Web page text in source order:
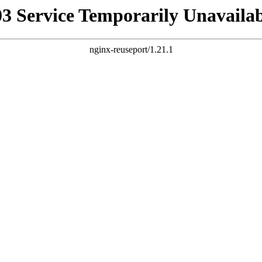
Service Temporarily
nginx-reuseport/1.21.1